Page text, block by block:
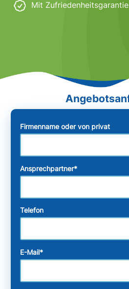
Mit Zufriedenheitsgarantie
Firmenname oder von privat
Ansprechpartner*
Telefon
E-Mail*